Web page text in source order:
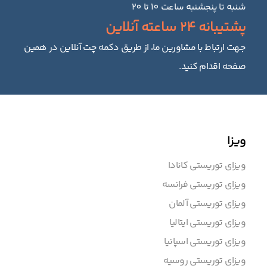
شنبه تا پنجشنبه ساعت 10 تا 20
پشتیبانه 24 ساعته آنلاین
جهت ارتباط با مشاورین ما، از طریق دکمه چت آنلاین در همین
صفحه اقدام کنید.
ویزا
ویزای توریستی کانادا
ویزای توریستی فرانسه
ویزای توریستی آلمان
ویزای توریستی ایتالیا
ویزای توریستی اسپانیا
ویزای توریستی روسیه